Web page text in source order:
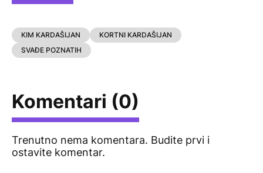
KIM KARDAŠIJAN
KORTNI KARDAŠIJAN
SVAĐE POZNATIH
Komentari (0)
Trenutno nema komentara. Budite prvi i
ostavite komentar.